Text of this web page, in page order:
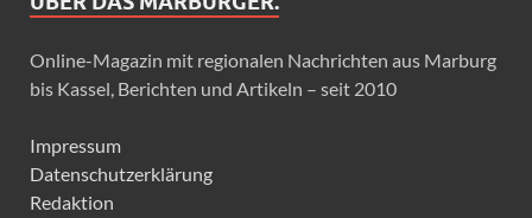
Online-Magazin mit regionalen Nachrichten aus Marburg
bis Kassel, Berichten und Artikeln – seit 2010
Impressum
Datenschutzerklärung
Redaktion